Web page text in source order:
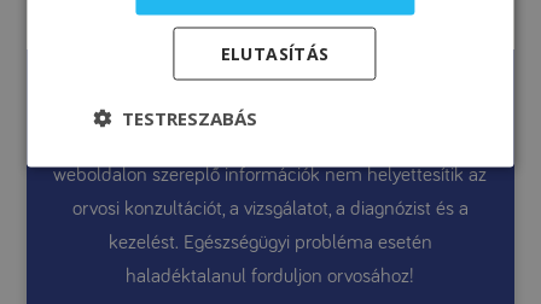
Honlapunk a PKU diétázók és hozzátartozóik számára
szól. A jelen weboldal általános információkat
weboldalon szereplő információk nem helyettesítik az
orvosi konzultációt, a vizsgálatot, a diagnózist és a
kezelést. Egészségügyi probléma esetén
haladéktalanul forduljon orvosához!
ELUTASÍTÁS
TESTRESZABÁS